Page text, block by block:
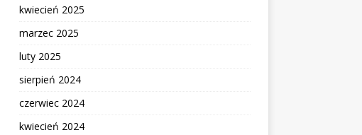
kwiecień 2025
marzec 2025
luty 2025
sierpień 2024
czerwiec 2024
kwiecień 2024